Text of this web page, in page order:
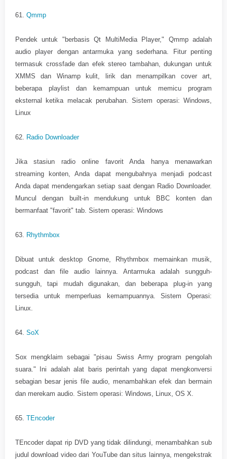
61. Qmmp
Pendek untuk "berbasis Qt MultiMedia Player," Qmmp adalah
audio player dengan antarmuka yang sederhana. Fitur penting
termasuk crossfade dan efek stereo tambahan, dukungan untuk
XMMS dan Winamp kulit, lirik dan menampilkan cover art,
beberapa playlist dan kemampuan untuk memicu program
eksternal ketika melacak perubahan. Sistem operasi: Windows,
Linux
62. Radio Downloader
Jika stasiun radio online favorit Anda hanya menawarkan
streaming konten, Anda dapat mengubahnya menjadi podcast
Anda dapat mendengarkan setiap saat dengan Radio Downloader.
Muncul dengan built-in mendukung untuk BBC konten dan
bermanfaat "favorit" tab. Sistem operasi: Windows
63. Rhythmbox
Dibuat untuk desktop Gnome, Rhythmbox memainkan musik,
podcast dan file audio lainnya. Antarmuka adalah sungguh-
sungguh, tapi mudah digunakan, dan beberapa plug-in yang
tersedia untuk memperluas kemampuannya. Sistem Operasi:
Linux.
64. SoX
Sox mengklaim sebagai "pisau Swiss Army program pengolah
suara." Ini adalah alat baris perintah yang dapat mengkonversi
sebagian besar jenis file audio, menambahkan efek dan bermain
dan merekam audio. Sistem operasi: Windows, Linux, OS X.
65. TEncoder
TEncoder dapat rip DVD yang tidak dilindungi, menambahkan sub
judul download video dari YouTube dan situs lainnya, mengekstrak